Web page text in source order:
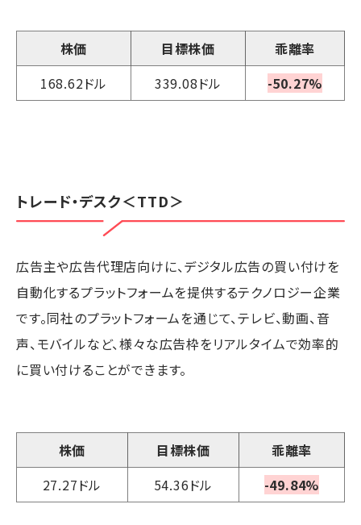
株価 目標株価
乖離率
168.62ドル
339.08ドル -50.27%
トレード・デスク＜TTD＞
広告主や広告代理店向けに、デジタル広告の買い付けを
自動化するプラットフォームを提供するテクノロジー企業
です。同社のプラットフォームを通じて、テレビ、動画、音
声、モバイルなど、様々な広告枠をリアルタイムで効率的
に買い付けることができます。
株価 目標株価
乖離率
27.27ドル
54.36ドル -49.84%